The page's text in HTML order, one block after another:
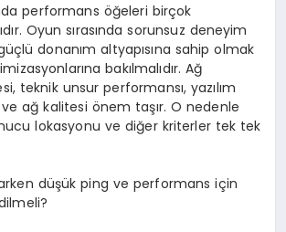
performans öğeleri birçok
Oyun sırasında sorunsuz deneyim
donanım altyapısına sahip olmak
bakılmalıdır. Ağ
teknik unsur performansı, yazılım
ağ kalitesi önem taşır. O nedenle
lokasyonu ve diğer kriterler tek tek
düşük ping ve performans için